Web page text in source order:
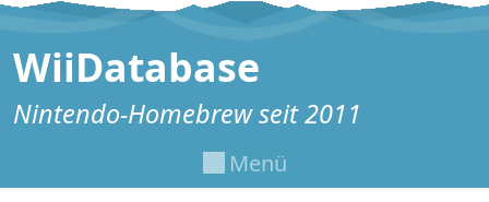
Zum Inhalt springen
WiiDatabase
Nintendo-Homebrew seit 2011
Menü